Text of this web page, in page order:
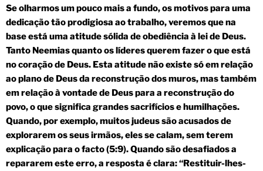
Se olharmos um pouco mais a fundo, os motivos para uma
dedicação tão prodigiosa ao trabalho, veremos que na
base está uma atitude sólida de obediência à lei de Deus.
Tanto Neemias quanto os líderes querem fazer o que está
no coração de Deus. Esta atitude não existe só em relação
ao plano de Deus da reconstrução dos muros, mas também
em relação à vontade de Deus para a reconstrução do
povo, o que significa grandes sacrifícios e humilhações.
Quando, por exemplo, muitos judeus são acusados de
explorarem os seus irmãos, eles se calam, sem terem
explicação para o facto (5:9). Quando são desafiados a
repararem este erro, a resposta é clara: “Restituir-lhes-